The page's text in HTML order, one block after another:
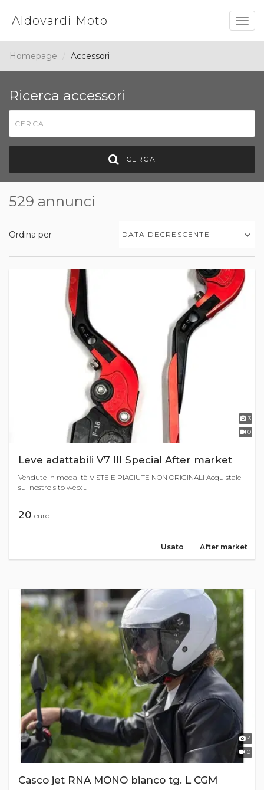
Aldovardi Moto
Homepage Accessori
Ricerca accessori
CERCA
529 annunci
Ordina per DATA DECRESCENTE
3
0
Leve adattabili V7 III Special After market
Vendute in modalità VISTE E PIACIUTE NON ORIGINALI Acquistale
sul nostro sito web: ...
20 euro
After market
Usato
4
0
Casco jet RNA MONO bianco tg. L CGM